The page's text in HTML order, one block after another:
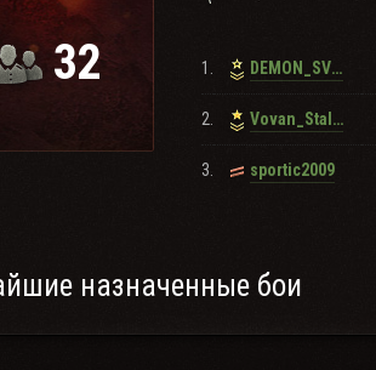
32 1. DEMON_SVD_
2. Vovan_Stalnoj_
3. sportic2009
назначенные бои